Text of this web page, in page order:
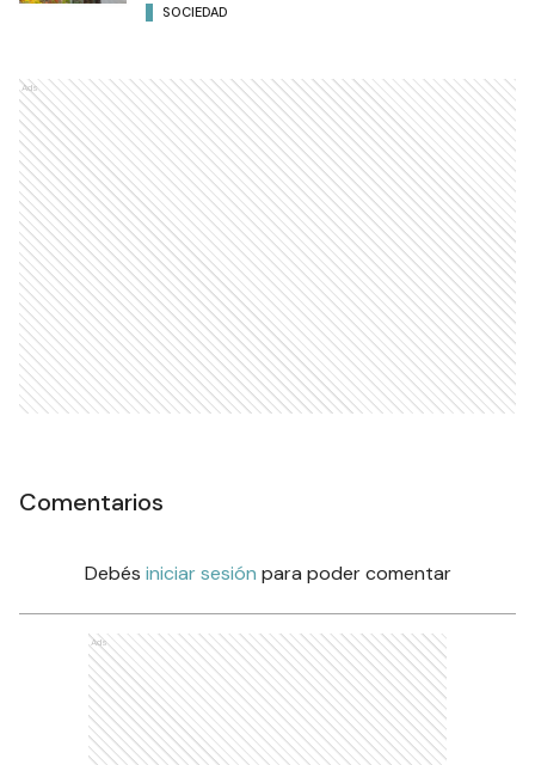
SOCIEDAD
Ads
Comentarios
Debés iniciar sesión para poder comentar
Ads